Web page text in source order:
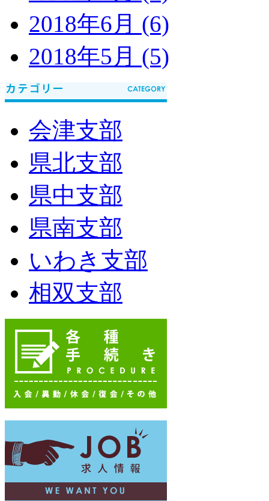
2018年6月 (6)
2018年5月 (5)
会津支部
県北支部
県中支部
県南支部
いわき支部
相双支部